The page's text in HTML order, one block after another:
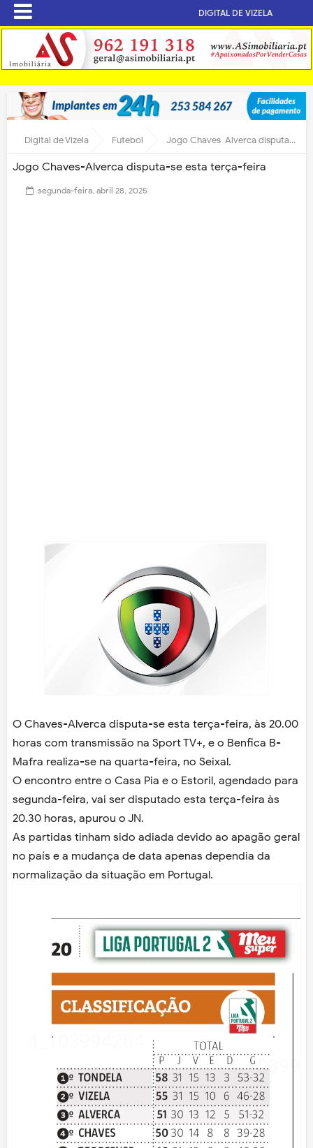
DIGITAL DE VIZELA
Digital de Vizela Futebol Jogo Chaves-Alverca disputa-se esta terça-feira
Jogo Chaves-Alverca disputa-se esta terça-feira
segunda-feira, abril 28, 2025
O Chaves-Alverca disputa-se esta terça-feira, às 20.00
horas com transmissão na Sport TV+, e o Benfica B-
Mafra realiza-se na quarta-feira, no Seixal.
O encontro entre o Casa Pia e o Estoril, agendado para
segunda-feira, vai ser disputado esta terça-feira às
20.30 horas, apurou o JN.
As partidas tinham sido adiada devido ao apagão geral
no país e a mudança de data apenas dependia da
normalização da situação em Portugal.